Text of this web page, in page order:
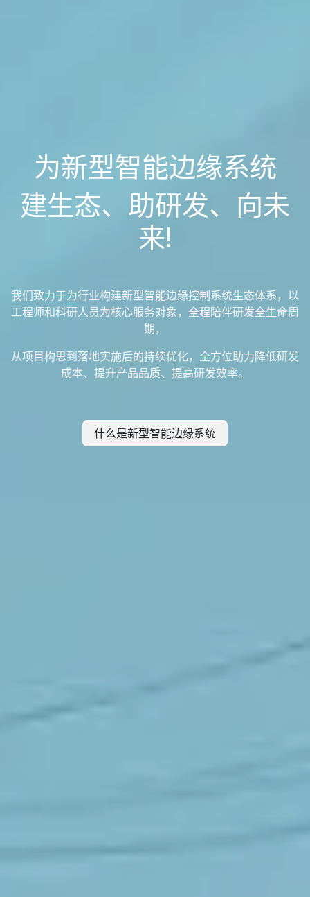
为新型智能边缘系统
建生态、助研发、向未
来!
我们致力于为行业构建新型智能边缘控制系统生态体系，以
工程师和科研人员为核心服务对象，全程陪伴研发全生命周
期，
从项目构思到落地实施后的持续优化，全方位助力降低研发
成本、提升产品品质、提高研发效率。
什么是新型智​​​​​​​​​​能边缘系统